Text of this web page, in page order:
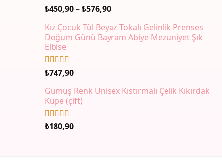
5 üzerinden
oy aldı
₺450,90–₺576,90Fiyat
₺450,90
-
Kız Çocuk Tül Beyaz Tokalı Gelinlik Prenses
Doğum Günü Bayram Abiye Mezuniyet Şık
Elbise
5 üzerinden
oy aldı
₺747,90
Gümüş Renk Unisex Kıstırmalı Çelik Kıkırdak
Küpe (çift)
5 üzerinden
oy aldı
₺180,90